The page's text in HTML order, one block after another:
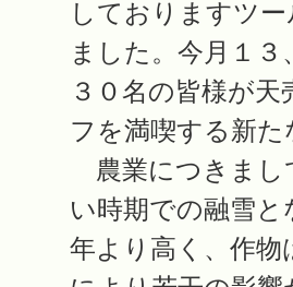
しておりますツ
ました。今月１
３０名の皆様が
フを満喫する新
農業につきまし
い時期での融雪
年より高く、作